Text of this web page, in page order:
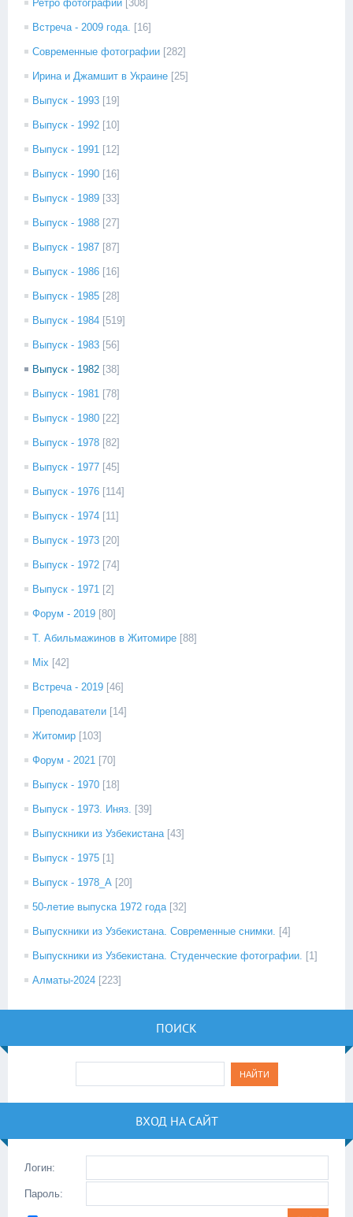
Ретро фотографии [308]
Встреча - 2009 года. [16]
Современные фотографии [282]
Ирина и Джамшит в Украине [25]
Выпуск - 1993 [19]
Выпуск - 1992 [10]
Выпуск - 1991 [12]
Выпуск - 1990 [16]
Выпуск - 1989 [33]
Выпуск - 1988 [27]
Выпуск - 1987 [87]
Выпуск - 1986 [16]
Выпуск - 1985 [28]
Выпуск - 1984 [519]
Выпуск - 1983 [56]
Выпуск - 1982 [38]
Выпуск - 1981 [78]
Выпуск - 1980 [22]
Выпуск - 1978 [82]
Выпуск - 1977 [45]
Выпуск - 1976 [114]
Выпуск - 1974 [11]
Выпуск - 1973 [20]
Выпуск - 1972 [74]
Выпуск - 1971 [2]
Форум - 2019 [80]
Т. Абильмажинов в Житомире [88]
Mix [42]
Встреча - 2019 [46]
Преподаватели [14]
Житомир [103]
Форум - 2021 [70]
Выпуск - 1970 [18]
Выпуск - 1973. Иняз. [39]
Выпускники из Узбекистана [43]
Выпуск - 1975 [1]
Выпуск - 1978_А [20]
50-летие выпуска 1972 года [32]
Выпускники из Узбекистана. Современные снимки. [4]
Выпускники из Узбекистана. Студенческие фотографии. [1]
Алматы-2024 [223]
ПОИСК
ВХОД НА САЙТ
Логин:
Пароль: